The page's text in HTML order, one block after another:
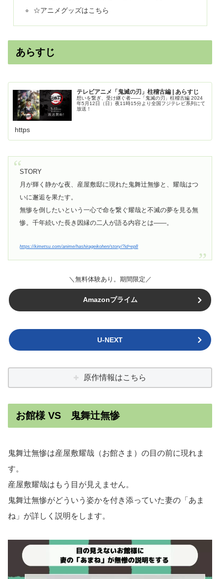
☆アニメグッズはこちら
あらすじ
テレビアニメ「鬼滅の刃」柱稽古編 | あらすじ
想いを繋ぎ、受け継ぐ者――「鬼滅の刃」柱稽古編 2024
年5月12日（日）夜11時15分より全国フジテレビ系列にて
放送！
https
STORY
月が輝く静かな夜、産屋敷邸に現れた鬼舞辻󠄀無惨と、耀哉はつ
いに邂逅を果たす。
無惨を倒したいという一心で命を繋ぐ耀哉と不滅の夢を見る無
惨。千年続いた長き因縁の二人が語る内容とは――。
https://kimetsu.com/anime/hashirageikohen/story/?id=ep8
＼無料体験あり。期間限定／
Amazonプライム
U-NEXT
原作情報はこちら
お館様 VS 鬼舞辻無惨
鬼舞辻無惨は産屋敷耀哉（お館さま）の目の前に現れま
す。
産屋敷耀哉はもう目が見えません。
鬼舞辻無惨がどういう姿かを付き添っていた妻の「あま
ね」が詳しく説明をします。